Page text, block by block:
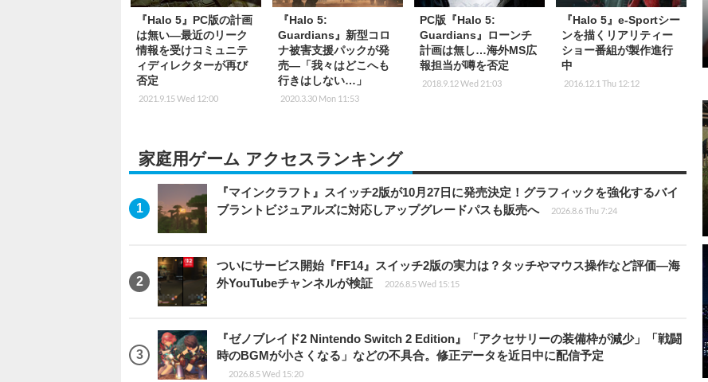
『Halo 5』PC版の計画
は無い―最近のリーク
情報を受けコミュニテ
ィディレクターが再び
否定
2021.9.15 Wed 12:00
『Halo 5:
Guardians』新型コロ
ナ被害支援パックが発
売―「我々はどこへも
行きはしない…」
2020.3.30 Mon 11:53
PC版『Halo 5:
Guardians』ローンチ
計画は無し…海外MS広
報担当が噂を否定
2018.9.12 Wed 21:03
『Halo 5』e-Sportシー
ンを描くリアリティー
ショー番組が製作進行
中
2016.12.1 Thu 12:12
家庭用ゲーム アクセスランキング
『マインクラフト』スイッチ2版が10月27日に発売決定！グラフィックを強化するバイ
ブラントビジュアルズに対応しアップグレードパスも販売へ
2026.8.6 Thu 7:24
ついにサービス開始『FF14』スイッチ2版の実力は？タッチやマウス操作など評価―海
外YouTubeチャンネルが検証
2026.8.5 Wed 15:15
『ゼノブレイド2 Nintendo Switch 2 Edition』「アクセサリーの装備枠が減少」「戦闘
時のBGMが小さくなる」などの不具合。修正データを近日中に配信予定
2026.8.5 Wed 15:20